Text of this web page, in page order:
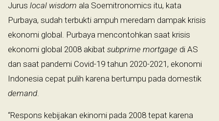
Jurus local wisdom ala Soemitronomics itu, kata
Purbaya, sudah terbukti ampuh meredam dampak krisis
ekonomi global. Purbaya mencontohkan saat krisis
ekonomi global 2008 akibat subprime mortgage di AS
dan saat pandemi Covid-19 tahun 2020-2021, ekonomi
Indonesia cepat pulih karena bertumpu pada domestik
demand.
“Respons kebijakan ekinomi pada 2008 tepat karena